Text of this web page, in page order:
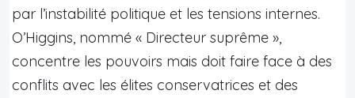
par l’instabilité politique et les tensions internes.
O’Higgins, nommé « Directeur suprême »,
concentre les pouvoirs mais doit faire face à des
conflits avec les élites conservatrices et des